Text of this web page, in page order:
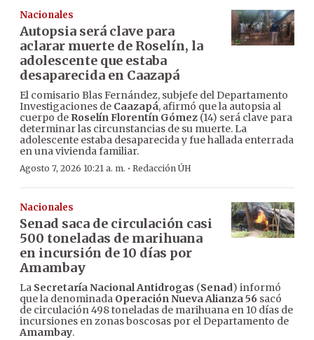
Nacionales
Autopsia será clave para
aclarar muerte de Roselín, la
adolescente que estaba
desaparecida en Caazapá
El comisario Blas Fernández, subjefe del Departamento
Investigaciones de Caazapá, afirmó que la autopsia al
cuerpo de Roselín Florentín Gómez (14) será clave para
determinar las circunstancias de su muerte. La
adolescente estaba desaparecida y fue hallada enterrada
en una vivienda familiar.
Agosto 7, 2026 10:21 a. m. · Redacción ÚH
Nacionales
Senad saca de circulación casi
500 toneladas de marihuana
en incursión de 10 días por
Amambay
La Secretaría Nacional Antidrogas (Senad) informó
que la denominada Operación Nueva Alianza 56 sacó
de circulación 498 toneladas de marihuana en 10 días de
incursiones en zonas boscosas por el Departamento de
Amambay.